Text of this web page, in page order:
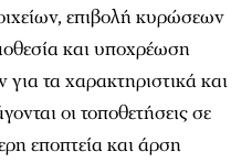
επιβολή κυρώσεων
και υποχρέωση
τα χαρακτηριστικά και
οι τοποθετήσεις σε
εποπτεία και άρση